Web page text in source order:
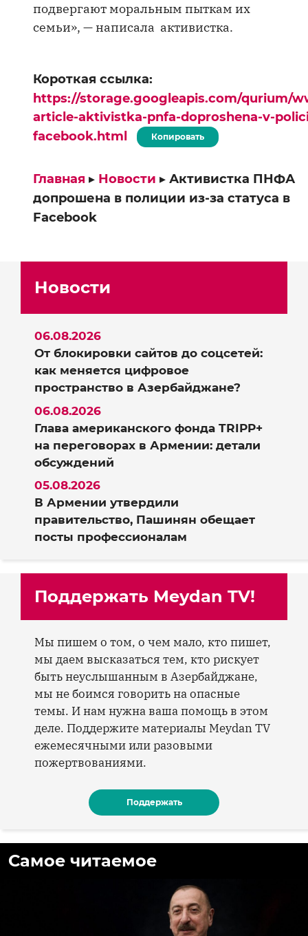
подвергают моральным пыткам их
семьи», — написала активистка.
Короткая ссылка:
https://storage.googleapis.com/qurium/
article-aktivistka-pnfa-doproshena-v-
facebook.html
Копировать
Главная ▸ Новости ▸ Активистка ПНФА
допрошена в полиции из-за статуса в
Facebook
Новости
От блокировки сайтов до соцсетей:
как меняется цифровое
пространство в Азербайджане?
06.08.2026
Глава американского фонда TRIPP+
на переговорах в Армении: детали
обсуждений
06.08.2026
В Армении утвердили
правительство, Пашинян обещает
посты профессионалам
05.08.2026
Поддержать Meydan TV!
Мы пишем о том, о чем мало, кто пишет,
мы даем высказаться тем, кто рискует
быть неуслышанным в Азербайджане,
мы не боимся говорить на опасные
темы. И нам нужна ваша помощь в этом
деле. Поддержите материалы Meydan TV
ежемесячными или разовыми
пожертвованиями.
Поддержать
Самое читаемое